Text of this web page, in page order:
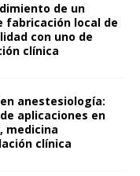
de un
fabricación local de
con uno de
clínica
anestesiología:
aplicaciones en
medicina
clínica